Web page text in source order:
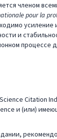
членом
pour la
усиление
и
процессе
Citation
и (или)